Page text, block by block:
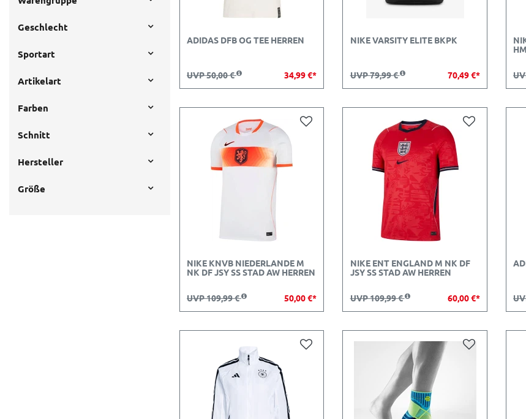
Geschlecht
Sportart
Artikelart
Farben
Schnitt
Hersteller
Größe
ADIDAS DFB OG TEE HERREN
UVP 50,00 € 34,99 €*
NIKE VARSITY ELITE BKPK
UVP 79,99 € 70,49 €*
NIKE KNVB NIEDERLANDE M
NK DF JSY SS STAD AW HERREN
UVP 109,99 € 50,00 €*
NIKE ENT ENGLAND M NK DF
JSY SS STAD AW HERREN
UVP 109,99 € 60,00 €*